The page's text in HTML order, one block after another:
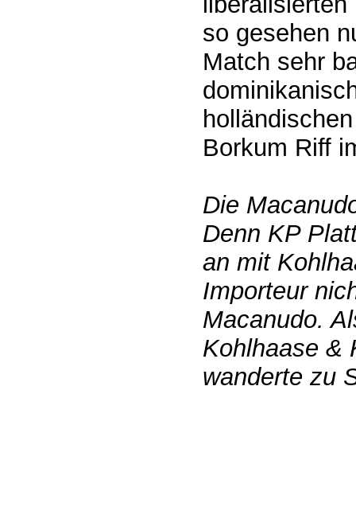
so gesehen
Match sehr
Borkum Riff
Die
Denn KP
an mit
Importeur
Macanudo.
Kohlhaase &
wanderte zu